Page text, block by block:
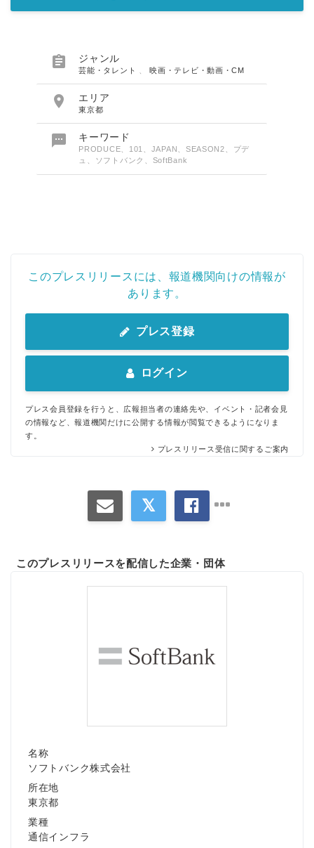
 ジャンル
芸能・タレント 映画・テレビ・動画・CM
 エリア
東京都
 キーワード
PRODUCE、101、JAPAN、SEASON2、プデ
ュ、ソフトバンク、SoftBank
このプレスリリースには、報道機関向けの情報が
あります。
プレス登録
ログイン
プレス会員登録を行うと、広報担当者の連絡先や、イベント・記者会見
の情報など、報道機関だけに公開する情報が閲覧できるようになりま
す。
プレスリリース受信に関するご案内
このプレスリリースを配信した企業・団体
名称
ソフトバンク株式会社
所在地
東京都
業種
通信インフラ